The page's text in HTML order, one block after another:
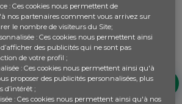
claires et précises. Il peut être
durant les activités pour avoir une
et la signification d'un mot.
A B C D E F G
: Ces cookies nous permettent de
nos partenaires comment vous arrivez sur
le nombre de visiteurs du Site;
: Ces cookies nous permettent ainsi
des publicités qui ne sont pas
de votre profil ;
: Ces cookies nous permettent ainsi qu'à
proposer des publicités personnalisées, plus
d’intérêt ;
: Ces cookies nous permettent ainsi qu'à nos